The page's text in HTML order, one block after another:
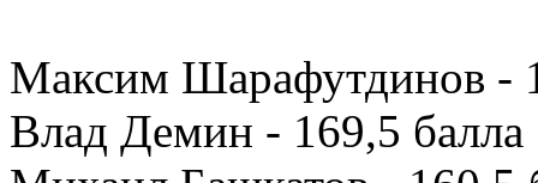
Максим Шарафутдинов -
Влад Демин - 169,5 балла